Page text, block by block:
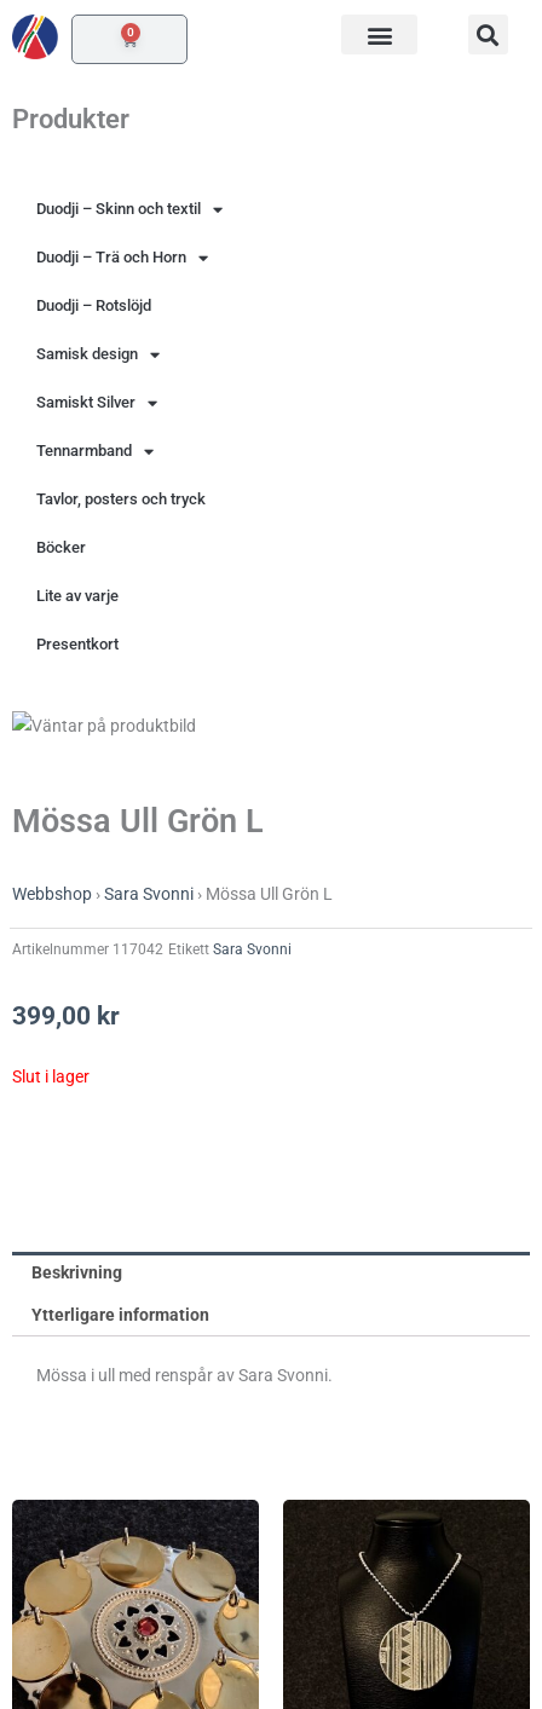
Hoppa
till
0
Varukorg
Produkter
Duodji – Skinn och textil
Duodji – Trä och Horn
Duodji – Rotslöjd
Samisk design
Samiskt Silver
Tennarmband
Tavlor, posters och tryck
Böcker
Lite av varje
Presentkort
Mössa Ull Grön L
Webbshop ›Sara Svonni › Mössa Ull Grön L
Artikelnummer 117042 Etikett Sara Svonni
399,00 kr
Slut i lager
Beskrivning
Ytterligare information
Mössa i ull med renspår av Sara Svonni.